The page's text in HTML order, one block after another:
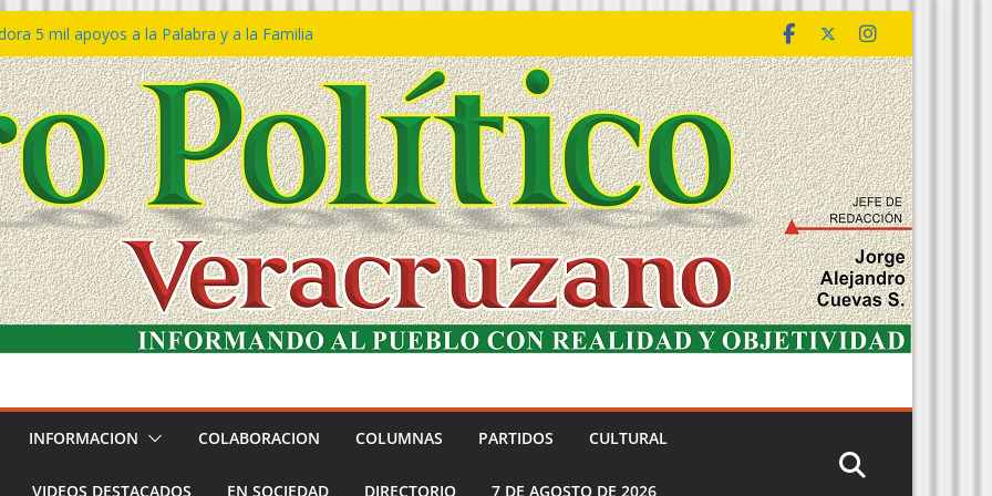
5 mil apoyos a la Palabra y a la Familia
Declaraciones de Procedencia en contra
𝙂𝙤𝙗𝙞𝙚𝙧𝙣𝙤 𝙙𝙚𝙡 𝙀𝙨𝙩𝙖𝙙𝙤 𝙖 𝙙𝙞𝙨𝙛𝙧𝙪𝙩𝙖𝙧
𝙙𝙚𝙡 𝙈𝙖𝙧 𝙚𝙣 𝘾𝙤𝙖𝙩𝙯𝙖𝙘𝙤𝙖𝙡𝙘𝙤𝙨
de policías con vocación de servicio y
SSP
Bravo rechaza acusaciones y asegura que
solicitud de desafuero
INFORMACION COLABORACION COLUMNAS PARTIDOS CULTURAL
VIDEOS DESTACADOS EN SOCIEDAD DIRECTORIO 7 DE AGOSTO DE 2026